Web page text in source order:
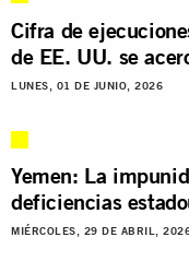
Cifra de
de EE. UU. se
LUNES, 01 DE JUNIO, 2026
Yemen: La
deficiencias
MIÉRCOLES, 29 DE ABRIL,